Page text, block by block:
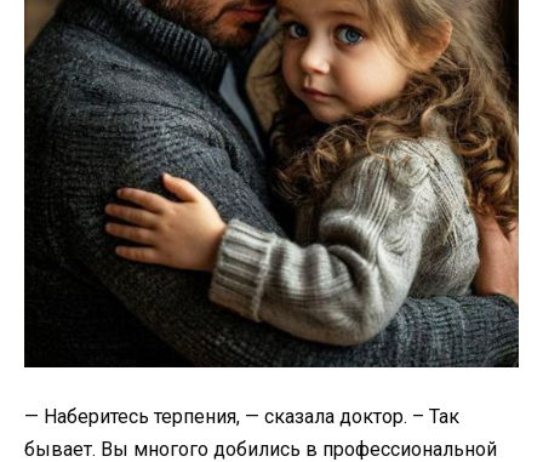
— Наберитесь терпения, — сказала доктор. – Так
бывает. Вы многого добились в профессиональной